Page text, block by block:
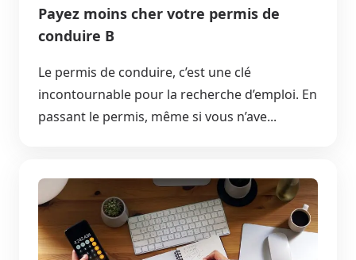
Payez moins cher votre permis de
conduire B
Le permis de conduire, c’est une clé
incontournable pour la recherche d’emploi. En
passant le permis, même si vous n’ave...